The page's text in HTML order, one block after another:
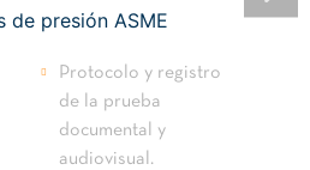
Protocolo y registro
de la prueba
documental y
audiovisual.